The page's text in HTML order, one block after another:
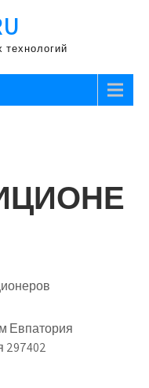
Евпатория
297402